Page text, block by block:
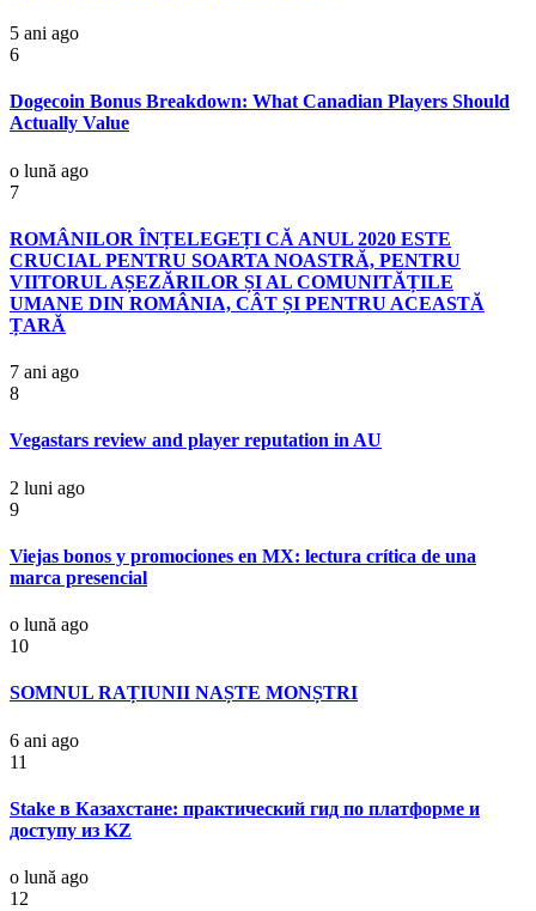
5 ani ago
6
Dogecoin Bonus Breakdown: What Canadian Players Should
Actually Value
o lună ago
7
ROMÂNILOR ÎNȚELEGEȚI CĂ ANUL 2020 ESTE
CRUCIAL PENTRU SOARTA NOASTRĂ, PENTRU
VIITORUL AȘEZĂRILOR ȘI AL COMUNITĂȚILE
UMANE DIN ROMÂNIA, CÂT ȘI PENTRU ACEASTĂ
ȚARĂ
7 ani ago
8
Vegastars review and player reputation in AU
2 luni ago
9
Viejas bonos y promociones en MX: lectura crítica de una
marca presencial
o lună ago
10
SOMNUL RAȚIUNII NAȘTE MONȘTRI
6 ani ago
11
Stake в Казахстане: практический гид по платформе и
доступу из KZ
o lună ago
12